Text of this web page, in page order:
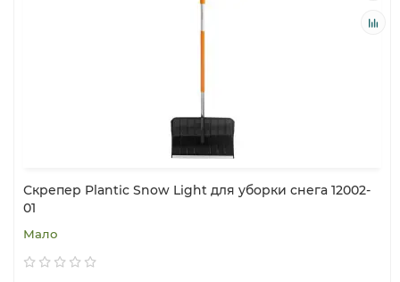
Скрепер Plantic Snow Light для уборки снега 12002-
01
Мало